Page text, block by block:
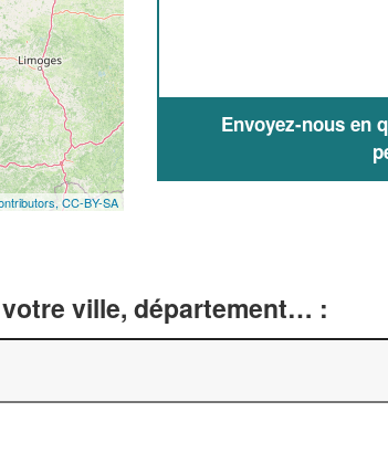
CC-BY-SA
Envoyez-nous en
ville, département… :